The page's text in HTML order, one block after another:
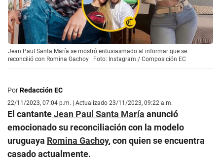
Jean Paul Santa María se mostró entusiasmado al informar que se
reconcilió con Romina Gachoy | Foto: Instagram / Composición EC
PorRedacción EC
22/11/2023, 07:04 p.m. | Actualizado 23/11/2023, 09:22 a.m.
El cantanteJean Paul Santa María anunció
emocionado su reconciliación con la modelo
uruguaya Romina Gachoy, con quien se encuentra
casado actualmente.